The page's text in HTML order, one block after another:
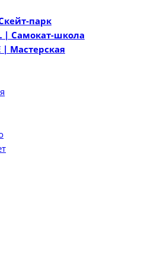
парк
| Самокат-школа
| Мастерская